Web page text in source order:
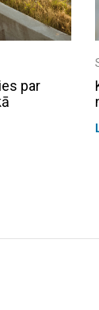
par